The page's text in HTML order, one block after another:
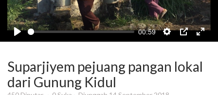
00:59
Suparjiyem pejuang pangan lokal
dari Gunung Kidul